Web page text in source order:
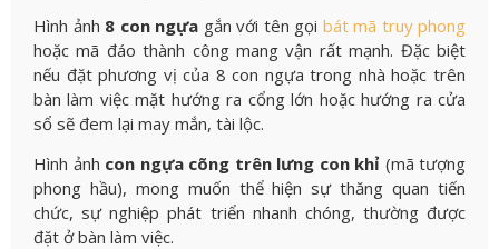
Hình ảnh 8 con ngựa gắn với tên gọi bát mã truy phong
hoặc mã đáo thành công mang vận rất mạnh. Đặc biệt
nếu đặt phương vị của 8 con ngựa trong nhà hoặc trên
bàn làm việc mặt hướng ra cổng lớn hoặc hướng ra cửa
sổ sẽ đem lại may mắn, tài lộc.
Hình ảnh con ngựa cõng trên lưng con khỉ (mã tượng
phong hầu), mong muốn thể hiện sự thăng quan tiến
chức, sự nghiệp phát triển nhanh chóng, thường được
đặt ở bàn làm việc.